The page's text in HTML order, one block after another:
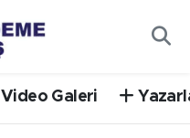
Video Galeri